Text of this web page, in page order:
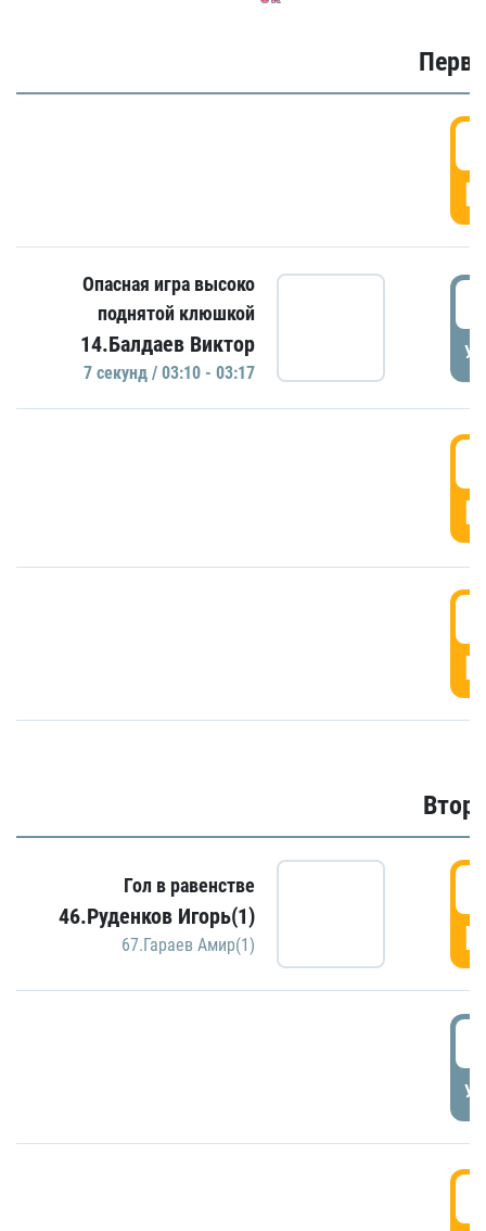
Опасная игра высоко
поднятой клюшкой
14.Балдаев Виктор
7 секунд / 03:10 - 03:17
Гол в равенстве
46.Руденков Игорь(1)
67.Гараев Амир(1)